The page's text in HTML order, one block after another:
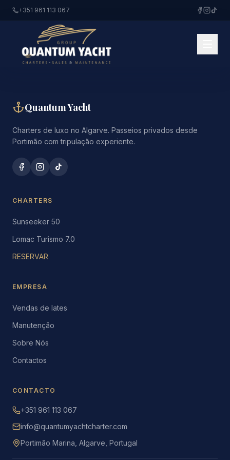
+351 961 113 067
Quantum Yacht
Charters de luxo no Algarve. Passeios privados desde
Portimão com tripulação experiente.
CHARTERS
Sunseeker 50
Lomac Turismo 7.0
RESERVAR
EMPRESA
Vendas de Iates
Manutenção
Sobre Nós
Contactos
CONTACTO
+351 961 113 067
info@quantumyachtcharter.com
Portimão Marina, Algarve, Portugal